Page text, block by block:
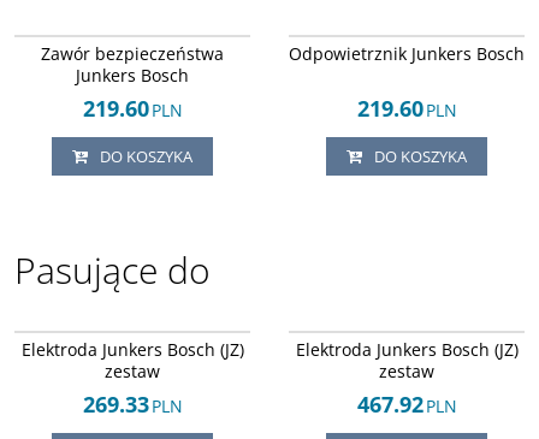
Zawór bezpieczeństwa
Junkers Bosch
219.60PLN
DO KOSZYKA
Odpowietrznik Junkers Bosch
219.60PLN
DO KOSZYKA
Pasujące do
Elektroda Junkers Bosch (JZ)
zestaw
269.33PLN
Elektroda Junkers Bosch (JZ)
zestaw
467.92PLN